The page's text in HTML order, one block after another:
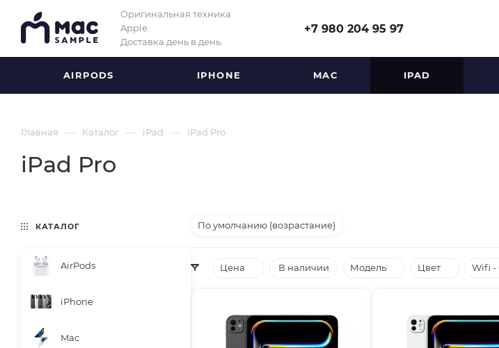
Оригинальная техника
Apple.
Доставка день в день.
+7 980 204 95 97
AIRPODS IPHONE MAC IPAD
Главная — Каталог — iPad — iPad Pro
iPad Pro
По умолчанию (возрастание)
Цена В наличии Модель Цвет Wifi -
КАТАЛОГ
AirPods
iPhone
Mac